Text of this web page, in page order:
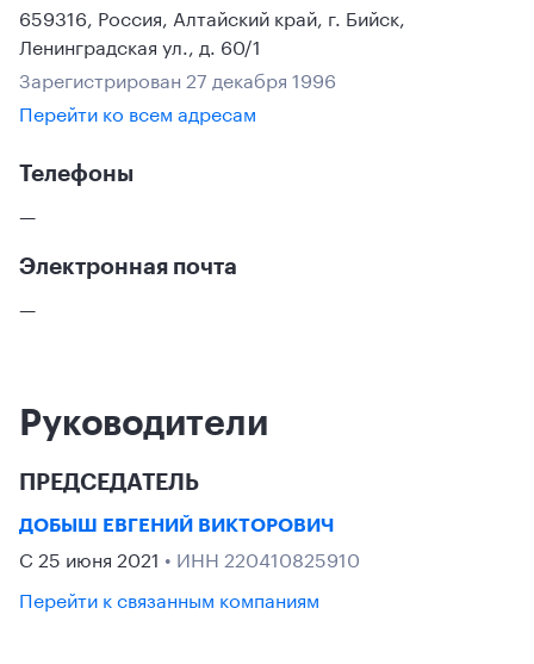
659316, Россия, Алтайский край, г. Бийск,
Ленинградская ул., д. 60/1
Зарегистрирован 27 декабря 1996
Перейти ко всем адресам
Телефоны
—
Электронная почта
—
Руководители
ПРЕДСЕДАТЕЛЬ
ДОБЫШ ЕВГЕНИЙ ВИКТОРОВИЧ
С 25 июня 2021 • ИНН 220410825910
Перейти к связанным компаниям